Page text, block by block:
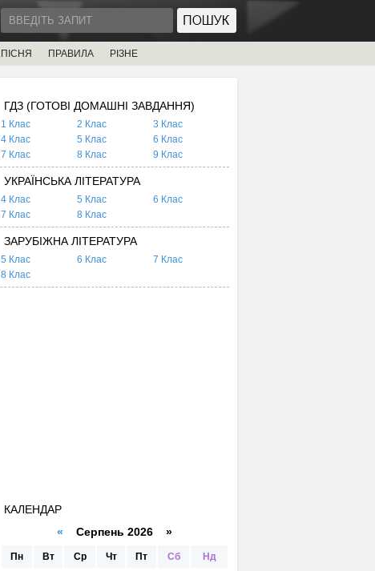
ПІСНЯ ПРАВИЛА РІЗНЕ
ГДЗ (ГОТОВІ ДОМАШНІ ЗАВДАННЯ)
1 Клас 2 Клас
3 Клас
4 Клас
5 Клас
6 Клас
7 Клас
8 Клас 9 Клас
УКРАЇНСЬКА ЛІТЕРАТУРА
4 Клас 5 Клас
6 Клас
7 Клас
8 Клас
ЗАРУБІЖНА ЛІТЕРАТУРА
5 Клас 6 Клас
7 Клас
8 Клас
КАЛЕНДАР
« Серпень 2026 »
Пн Вт Ср Чт Пт Сб Нд